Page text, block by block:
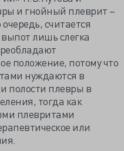
и гнойный плеврит –
считается
лишь слегка
положение, потому что
нуждаются в
полости плевры в
тогда как
плевритами
или